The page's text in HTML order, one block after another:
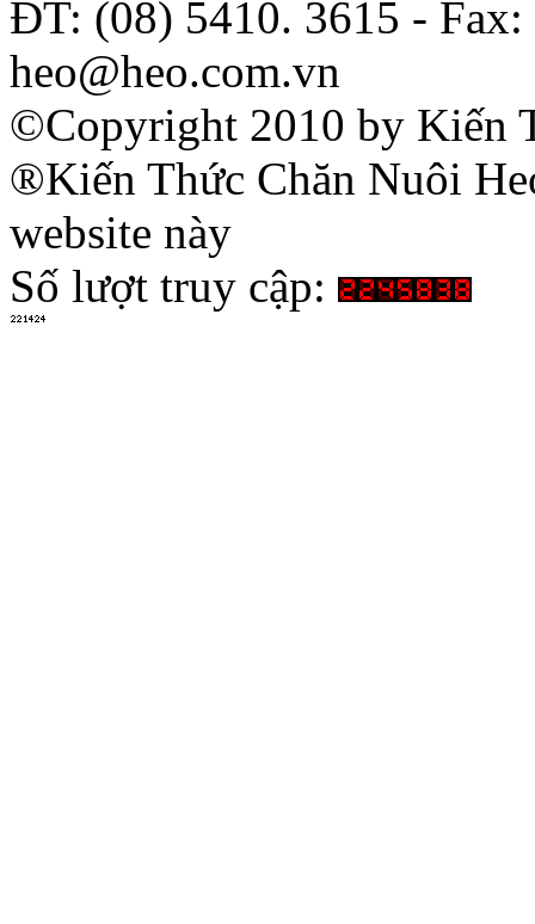
ĐT: (08) 5410. 3615 -
heo@heo.com.vn
©Copyright 2010 by Kiến
®Kiến Thức Chăn Nuôi
website này
Số lượt truy cập: